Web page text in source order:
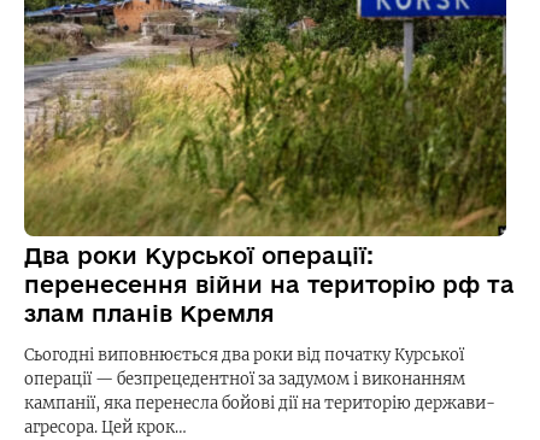
Два роки Курської операції:
перенесення війни на територію рф та
злам планів Кремля
Сьогодні виповнюється два роки від початку Курської
операції — безпрецедентної за задумом і виконанням
кампанії, яка перенесла бойові дії на територію держави-
агресора. Цей крок…